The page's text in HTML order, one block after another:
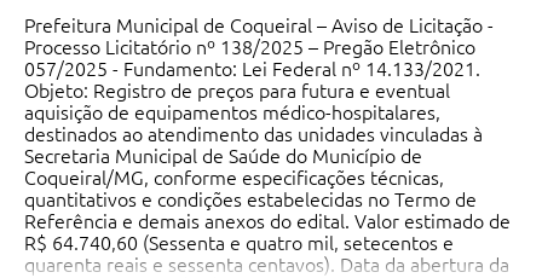
Prefeitura Municipal de Coqueiral – Aviso de Licitação -
Processo Licitatório nº 138/2025 – Pregão Eletrônico
057/2025 - Fundamento: Lei Federal nº 14.133/2021.
Objeto: Registro de preços para futura e eventual
aquisição de equipamentos médico-hospitalares,
destinados ao atendimento das unidades vinculadas à
Secretaria Municipal de Saúde do Município de
Coqueiral/MG, conforme especificações técnicas,
quantitativos e condições estabelecidas no Termo de
Referência e demais anexos do edital. Valor estimado de
R$ 64.740,60 (Sessenta e quatro mil, setecentos e
quarenta reais e sessenta centavos). Data da abertura da